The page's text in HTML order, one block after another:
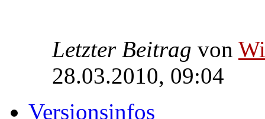
Letzter Beitrag von
28.03.2010, 09:04
Versionsinfos